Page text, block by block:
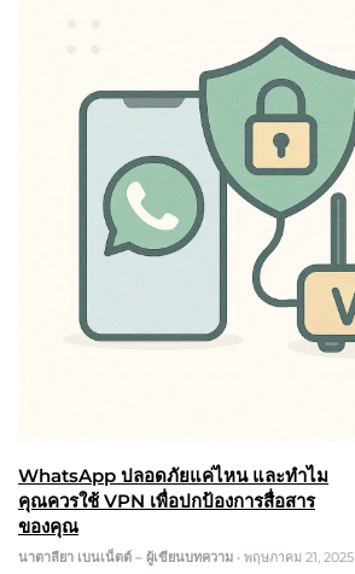
WhatsApp ปลอดภัยแค่ไหน และทำไม
คุณควรใช้ VPN เพื่อปกป้องการสื่อสาร
ของคุณ
นาตาลียา เบนเน็ตต์ – ผู้เขียนบทความ • พฤษภาคม 21, 2025